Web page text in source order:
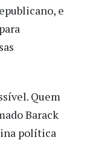
e
Quem
Barack
política